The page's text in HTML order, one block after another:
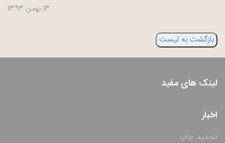
13 بهمن 1393
بازگشت به لیست
لینک های مفید
اخبار
تجدید چاپ